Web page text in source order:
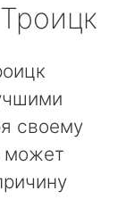
своему
может